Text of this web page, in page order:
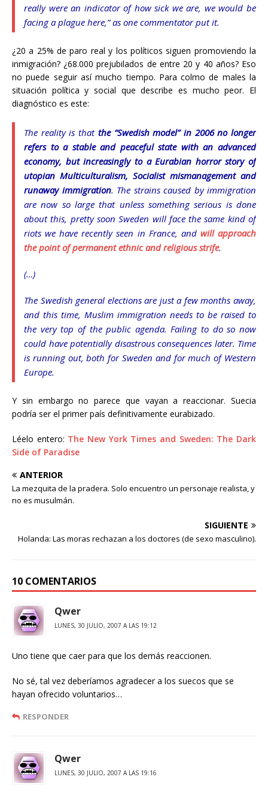
really were an indicator of how sick we are, we would be
facing a plague here,” as one commentator put it.
¿20 a 25% de paro real y los políticos siguen promoviendo la
inmigración? ¿68.000 prejubilados de entre 20 y 40 años? Eso
no puede seguir así mucho tiempo. Para colmo de males la
situación política y social que describe es mucho peor. El
diagnóstico es este:
The reality is that the “Swedish model” in 2006 no longer
refers to a stable and peaceful state with an advanced
economy, but increasingly to a Eurabian horror story of
utopian Multiculturalism, Socialist mismanagement and
runaway immigration. The strains caused by immigration
are now so large that unless something serious is done
about this, pretty soon Sweden will face the same kind of
riots we have recently seen in France, and will approach
the point of permanent ethnic and religious strife.
(…)
The Swedish general elections are just a few months away,
and this time, Muslim immigration needs to be raised to
the very top of the public agenda. Failing to do so now
could have potentially disastrous consequences later. Time
is running out, both for Sweden and for much of Western
Europe.
Y sin embargo no parece que vayan a reaccionar. Suecia
podría ser el primer país definitivamente eurabizado.
Léelo entero: The New York Times and Sweden: The Dark
Side of Paradise
ANTERIOR
La mezquita de la pradera. Solo encuentro un personaje realista, y
no es musulmán.
SIGUIENTE
Holanda: Las moras rechazan a los doctores (de sexo masculino).
10 COMENTARIOS
Qwer
LUNES, 30 JULIO, 2007 A LAS 19:12
Uno tiene que caer para que los demás reaccionen.
No sé, tal vez deberíamos agradecer a los suecos que se
hayan ofrecido voluntarios…
RESPONDER
Qwer
LUNES, 30 JULIO, 2007 A LAS 19:16